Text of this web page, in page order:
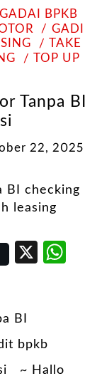
GADAI BPKB
GADI
TAKE
TOP UP
Tanpa BI
22, 2025
X
BI
bpkb
~ Hallo